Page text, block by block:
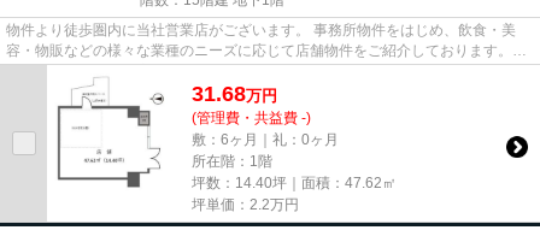
物件より徒歩圏内に当社営業店がございます。 事務所物件をはじめ、飲食・美
容・物販などの様々な業種のニーズに応じて店舗物件をご紹介しております。
尚、弊社ではおとり広告は一切...
31.68万円
(管理費・共益費 -)
敷：6ヶ月｜礼：0ヶ月
所在階：1階
坪数：14.40坪｜面積：47.62㎡
坪単価： 2.2万円